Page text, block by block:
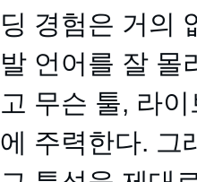
딩 경험은 거의
발 언어를 잘 몰
고 무슨 툴, 라
에 주력한다. 그